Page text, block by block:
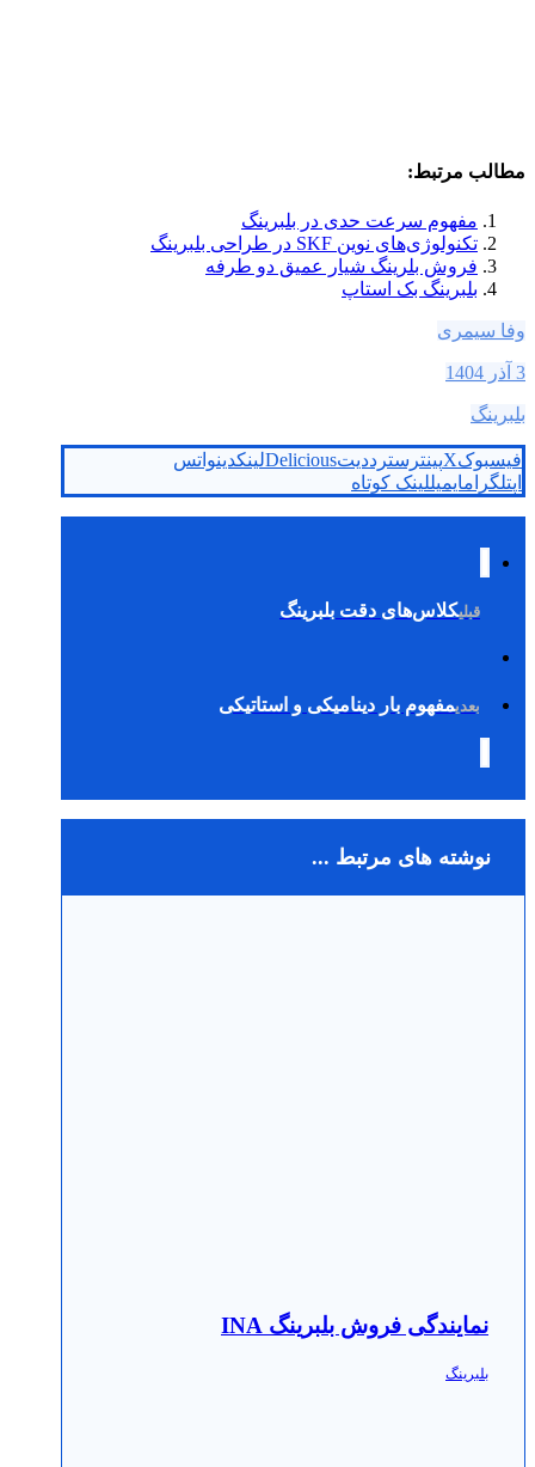
مطالب مرتبط:
مفهوم سرعت حدی در بلبرینگ
تکنولوژی‌های نوین SKF در طراحی بلبرینگ‌
فروش بلرینگ شیار عمیق دو طرفه
بلبرینگ بک استاپ
وفا سیمری
3 آذر 1404
بلبرینگ
فیسبوکXپینترسترددیتDeliciousلینکدینواتس
اپتلگرامایمیللینک کوتاه
قبلیکلاس‌های دقت بلبرینگ
بعدیمفهوم بار دینامیکی و استاتیکی
نوشته های مرتبط ...
نمایندگی فروش بلبرینگ INA
بلبرینگ